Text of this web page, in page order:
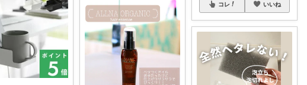
コレ いいね